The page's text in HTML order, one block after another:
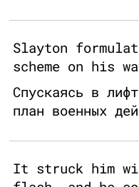
Slayton
scheme on his
Спускаясь в
план военных
It struck him